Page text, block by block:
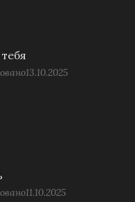
13.10.2025
11.10.2025